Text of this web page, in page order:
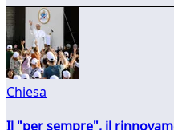
Chiesa
Il "per sempre", il